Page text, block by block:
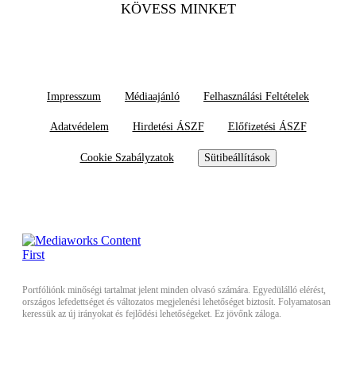
KÖVESS MINKET
Impresszum Médiaajánló Felhasználási Feltételek
Adatvédelem Hirdetési ÁSZF Előfizetési ÁSZF
Cookie Szabályzatok Sütibeállítások
Portfóliónk minőségi tartalmat jelent minden olvasó számára. Egyedülálló elérést,
országos lefedettséget és változatos megjelenési lehetőséget biztosít. Folyamatosan
keressük az új irányokat és fejlődési lehetőségeket. Ez jövőnk záloga.